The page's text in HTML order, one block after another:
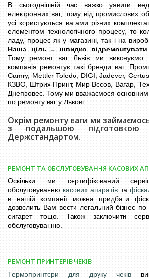
В сьогоднішній час важко уявити
електронних ваг, тому від промислових
усі користуються вагами різних
елементом технологічного процесу, то
ладу, процес як у магазині, так і на
Наша ціль – швидко відремонтувати
Тому ремонт ваг Львів ми
компанія ремонтує такі бренди ваг:
Camry, Mettler Toledo, DIGI, Jadever,
КЗВО, Штрих-Принт, Мир Весов, Вагар,
Днепровес. Тому ми вважаємося основним
по ремонту ваг у Львові.
Окрім ремонту ваги ми
з подальшою підготовкою
Держстандартом.
РЕМОНТ ТА ОБСЛУГОВУВАННЯ КАСОВИХ
Оскільки ми сертифікований
обслуговуванню касових апаратів та
в нашій компанії можна придбати
дозволить Вам вести легальний бізнес
сигарет тощо. Також заключити
обслуговуванню.
РЕМОНТ ПРИНТЕРІВ ЧЕКІВ
Термопринтери для друку чеків